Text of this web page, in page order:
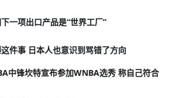
一项出口产品是“世界工厂”
件事 日本人也意识到骂错了方向
中锋坎特宣布参加WNBA选秀 称自己符合